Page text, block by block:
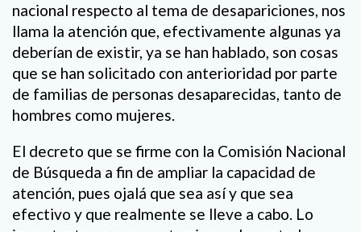
nacional respecto al tema de desapariciones, nos
llama la atención que, efectivamente algunas ya
deberían de existir, ya se han hablado, son cosas
que se han solicitado con anterioridad por parte
de familias de personas desaparecidas, tanto de
hombres como mujeres.
El decreto que se firme con la Comisión Nacional
de Búsqueda a fin de ampliar la capacidad de
atención, pues ojalá que sea así y que sea
efectivo y que realmente se lleve a cabo. Lo